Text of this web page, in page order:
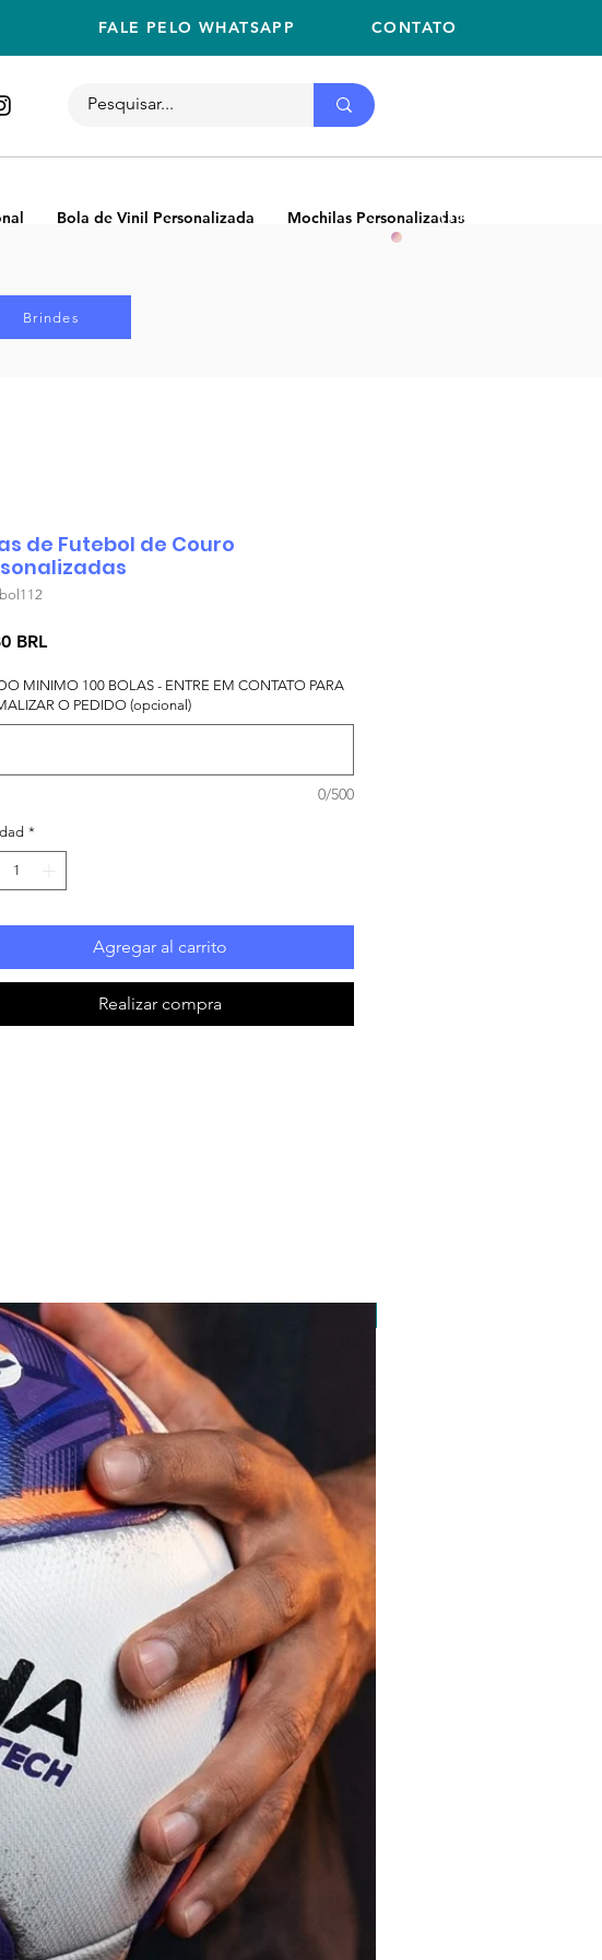
Bola de Vinil Personalizada Mochilas Personalizadas(11) 2059-2675
FALE PELO WHATSAPP CONTATO
NEW
Brindes
de Futebol de Couro
BRLPrecio
MINIMO 100 BOLAS - ENTRE EM CONTATO PARA
O PEDIDO (opcional)
0/500
*
Agregar al carrito
Realizar compra